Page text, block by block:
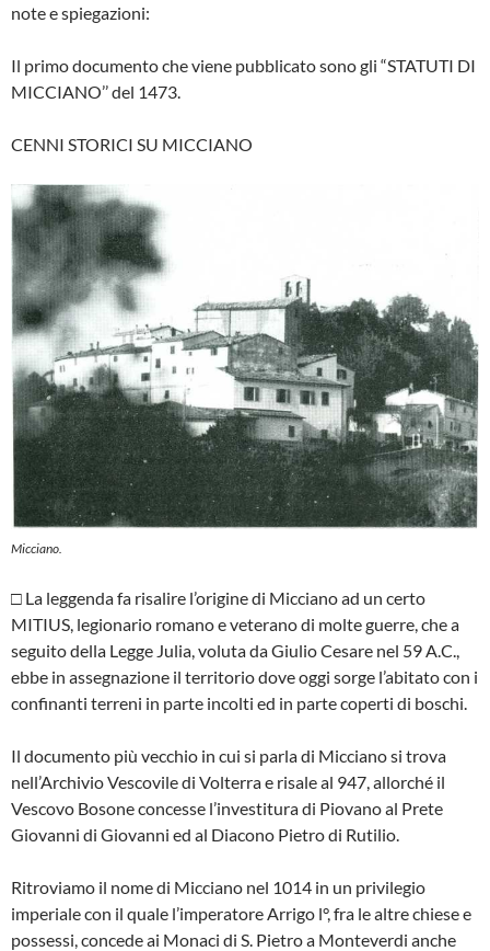
note e spiegazioni:
Il primo documento che viene pubbli­cato sono gli “STATUTI DI
MICCIANO’’ del 1473.
CENNI STORICI SU MICCIANO
Micciano.
□ La leggenda fa risalire l’origine di Micciano ad un certo
MITIUS, legiona­rio romano e veterano di molte guerre, che a
seguito della Legge Julia, voluta da Giulio Cesare nel 59 A.C.,
ebbe in assegnazione il territorio dove oggi sor­ge l’abitato con i
confinanti terreni in parte incolti ed in parte coperti di bo­schi.
Il documento più vecchio in cui si par­la di Micciano si trova
nell’Archivio Ve­scovile di Volterra e risale al 947, allor­ché il
Vescovo Bosone concesse l’in­vestitura di Piovano al Prete
Giovanni di Giovanni ed al Diacono Pietro di Rutilio.
Ritroviamo il nome di Micciano nel 1014 in un privilegio
imperiale con il quale l’imperatore Arrigo l°, fra le al­tre chiese e
possessi, concede ai Mo­naci di S. Pietro a Monteverdi anche